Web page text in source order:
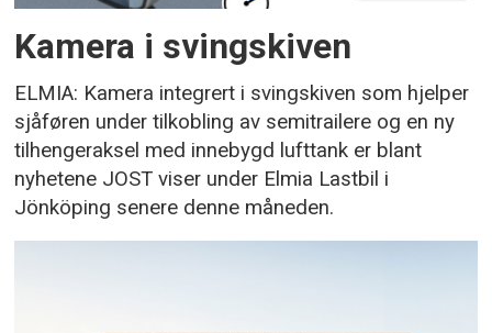
Kamera i svingskiven
ELMIA: Kamera integrert i svingskiven som hjelper
sjåføren under tilkobling av semitrailere og en ny
tilhengeraksel med innebygd lufttank er blant
nyhetene JOST viser under Elmia Lastbil i
Jönköping senere denne måneden.